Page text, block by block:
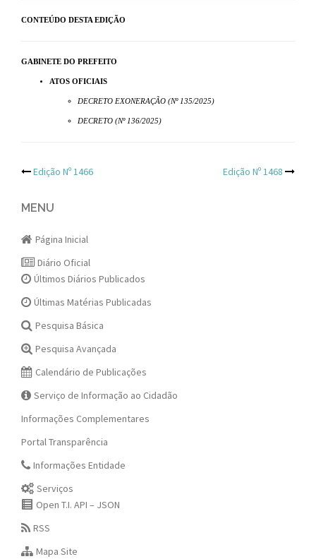
CONTEÚDO DESTA EDIÇÃO
GABINETE DO PREFEITO
ATOS OFICIAIS
DECRETO EXONERAÇÃO (Nº 135/2025)
DECRETO (Nº 136/2025)
Post
navigation
Edição Nº 1466 Edição Nº 1468
MENU
Página Inicial
Diário Oficial
Últimos Diários Publicados
Últimas Matérias Publicadas
Pesquisa Básica
Pesquisa Avançada
Calendário de Publicações
Serviço de Informação ao Cidadão
Informações Complementares
Portal Transparência
Informações Entidade
Serviços
Open T.I. API – JSON
RSS
Mapa Site